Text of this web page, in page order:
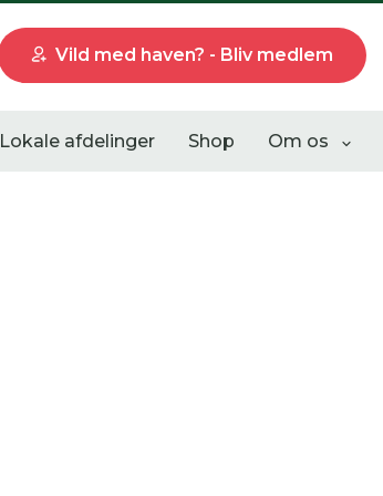
Vild med haven? - Bliv medlem
Lokale afdelinger Shop Om os